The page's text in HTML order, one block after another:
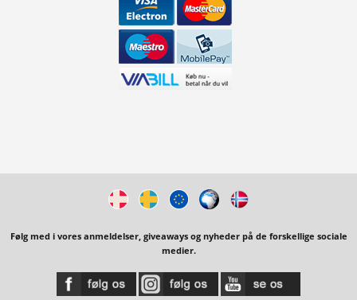
Følg med i vores anmeldelser, giveaways og nyheder på de forskellige sociale
medier.